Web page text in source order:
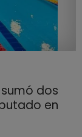
dos
en